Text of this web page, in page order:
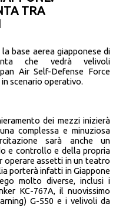
TRA
base aerea giapponese di
che vedrà velivoli
Air Self-Defense Force
scenario operativo.
dei mezzi inizierà
complessa e minuziosa
sarà anche un
e controllo e della propria
operare assetti in un teatro
porterà infatti in Giappone
molto diverse, inclusi i
KC-767A, il nuovissimo
G-550 e i velivoli da